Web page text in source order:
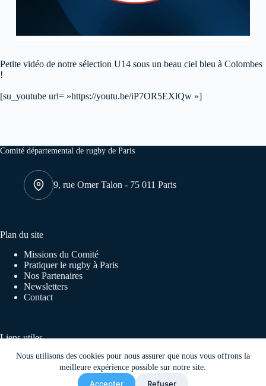
Nous utilisons des cookies pour nous assurer que nous vous offrons la
meilleure expérience possible sur notre site.
Accepter Refuser
Petite vidéo de notre sélection U14 sous un beau ciel bleu à Colombes
!
[su_youtube url= »https://youtu.be/iP7OR5EXlQw »]
Comité départemental de rugby de Paris
9, rue Omer Talon - 75 011 Paris
Plan du site
Missions du Comité
Pratiquer le rugby à Paris
Nos Partenaires
Newsletters
Contact
Liens utiles
FFR
Ligue régionale Île de France
Tournoi des capitales